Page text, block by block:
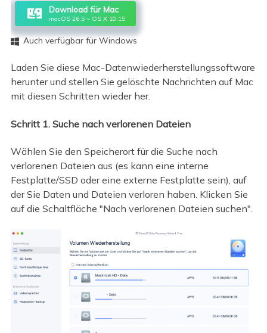
Download für Mac
macOS 26.5 ~ OS X 10.15
 Auch verfügbar für Windows
Laden Sie diese Mac-Datenwiederherstellungssoftware
herunter und stellen Sie gelöschte Nachrichten auf Mac
mit diesen Schritten wieder her.
Schritt 1. Suche nach verlorenen Dateien
Wählen Sie den Speicherort für die Suche nach
verlorenen Dateien aus (es kann eine interne
Festplatte/SSD oder eine externe Festplatte sein), auf
der Sie Daten und Dateien verloren haben. Klicken Sie
auf die Schaltfläche "Nach verlorenen Dateien suchen".